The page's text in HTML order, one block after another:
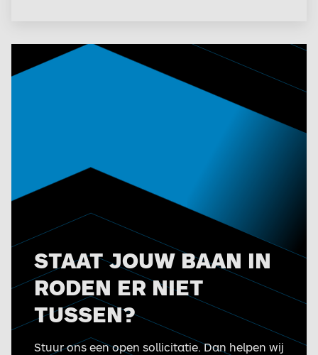
STAAT JOUW BAAN IN
RODEN ER NIET
TUSSEN?
Stuur ons een open sollicitatie. Dan helpen wij